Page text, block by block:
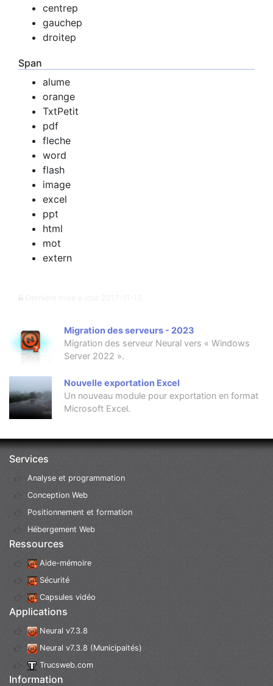
centrep
gauchep
droitep
Span
alume
orange
TxtPetit
pdf
fleche
word
flash
image
excel
ppt
html
mot
extern
Migration des serveurs - 2023
Migration des serveur Neural vers « Windows
Server 2022 ».
Nouvelle exportation Excel
Un nouveau module pour exportation en format
Microsoft Excel.
Services
Analyse et programmation
Conception Web
Positionnement et formation
Hébergement Web
Ressources
Aide-mémoire
Sécurité
Capsules vidéo
Applications
Neural v7.3.8
Neural v7.3.8 (Municipaités)
Trucsweb.com
Information